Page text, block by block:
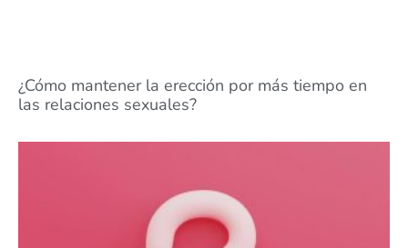
¿Cómo mantener la erección por más tiempo en
las relaciones sexuales?